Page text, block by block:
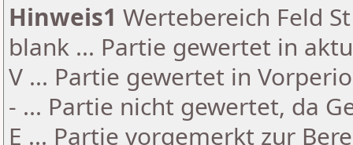
Hinweis1 Wertebereich Feld
blank ... Partie gewertet in
V ... Partie gewertet in
- ... Partie nicht gewertet, da
E ... Partie vorgemerkt zur